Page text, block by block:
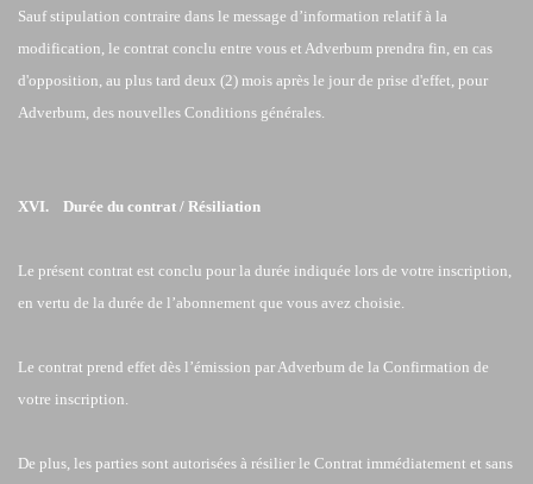
Sauf stipulation contraire dans le message d’information relatif à la
modification, le contrat conclu entre vous et Adverbum prendra fin, en cas
d'opposition, au plus tard deux (2) mois après le jour de prise d'effet, pour
Adverbum, des nouvelles Conditions générales.
XVI. Durée du contrat / Résiliation
Le présent contrat est conclu pour la durée indiquée lors de votre inscription,
en vertu de la durée de l’abonnement que vous avez choisie.
Le contrat prend effet dès l’émission par Adverbum de la Confirmation de
votre inscription.
De plus, les parties sont autorisées à résilier le Contrat immédiatement et sans